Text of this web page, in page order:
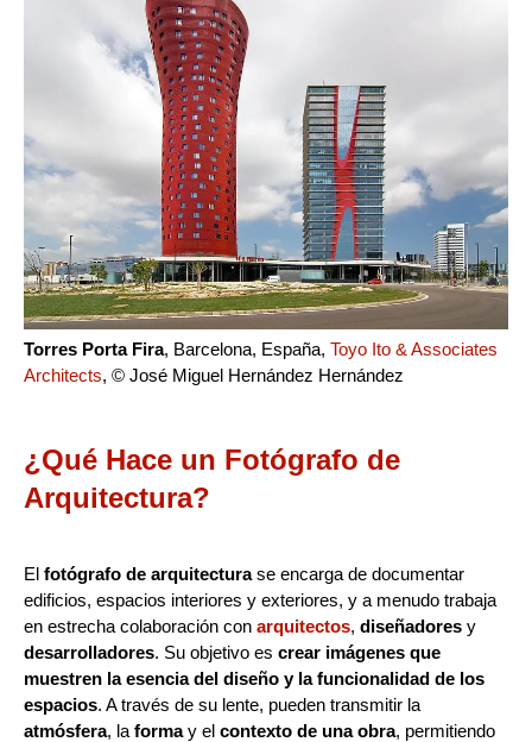
Torres Porta Fira, Barcelona, España, Toyo Ito & Associates
Architects, © José Miguel Hernández Hernández
¿Qué Hace un Fotógrafo de
Arquitectura?
El fotógrafo de arquitecturase encarga de documentar
edificios, espacios interiores y exteriores, y a menudo trabaja
en estrecha colaboración con arquitectos, diseñadores y
desarrolladores. Su objetivo es crear imágenes que
muestren la esencia del diseño y la funcionalidad de los
espacios. A través de su lente, pueden transmitir la
atmósfera, la formay el contexto de una obra, permitiendo